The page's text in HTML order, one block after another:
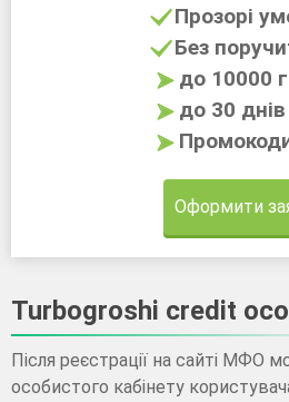
Прозорі
Без
до 10000
до 30 днів
Оформити
Turbogroshi credit
Після реєстрації на сайті МФО
особистого кабінету